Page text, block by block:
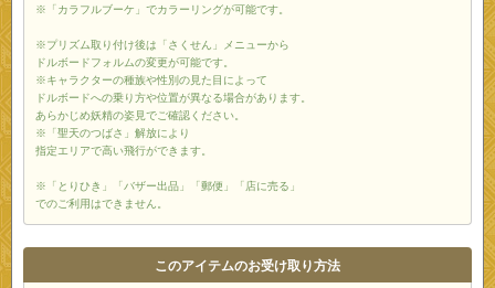
※「カラフルブーケ」でカラーリングが可能です。
※プリズム取り付け後は「さくせん」メニューから
ドルボードフォルムの変更が可能です。
※キャラクターの種族や性別の見た目によって
ドルボードへの乗り方や位置が異なる場合があります。
あらかじめ妖精の姿見でご確認ください。
※「聖天のつばさ」解放により
指定エリアで高い飛行ができます。
※「とりひき」「バザー出品」「郵便」「店に売る」
でのご利用はできません。
このアイテムのお受け取り方法